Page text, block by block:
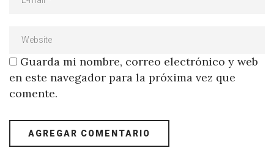
Guarda mi nombre, correo electrónico y web
en este navegador para la próxima vez que
comente.